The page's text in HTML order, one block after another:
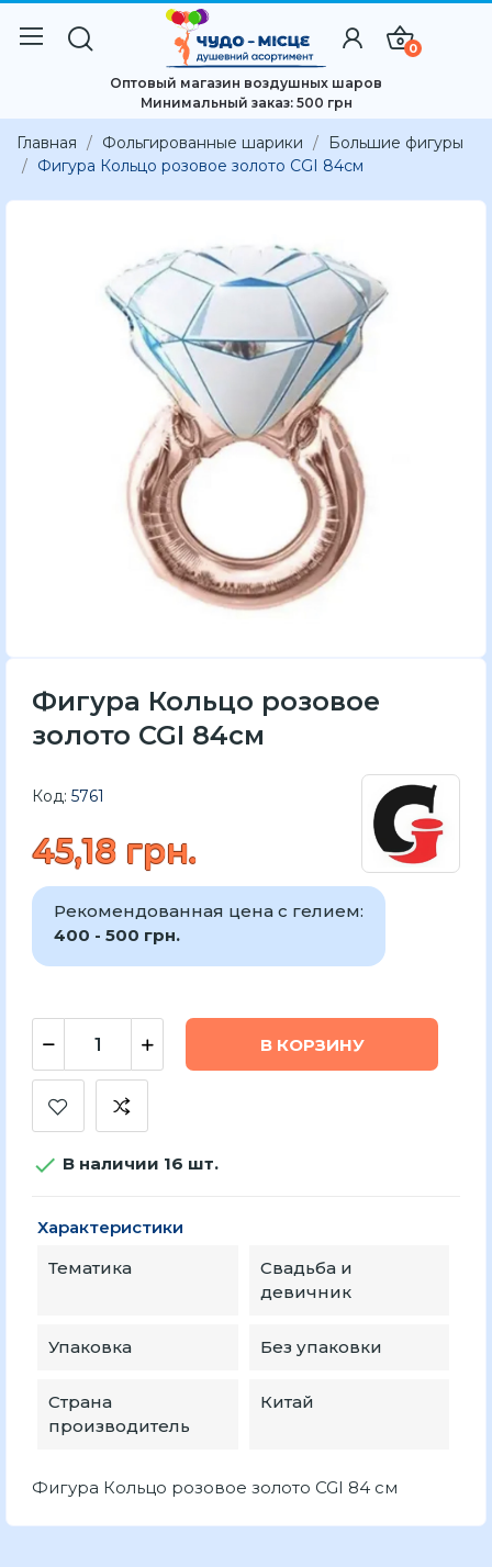
0
Оптовый магазин воздушных шаров
Минимальный заказ: 500 грн
Главная Фольгированные шарики
Большие фигуры
Фигура Кольцо розовое золото CGI 84см
Фигура Кольцо розовое
золото CGI 84см
Код: 5761
45,18 грн.
Рекомендованная цена с гелием:
400 - 500 грн.
В КОРЗИНУ
 В наличии 16 шт.
Характеристики
Тематика
Свадьба и
девичник
Упаковка Без упаковки
Страна
производитель
Китай
Фигура Кольцо розовое золото CGI 84 см